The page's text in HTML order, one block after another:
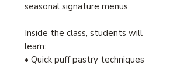
seasonal signature menus.
Inside the class, students will
learn:
• Quick puff pastry techniques